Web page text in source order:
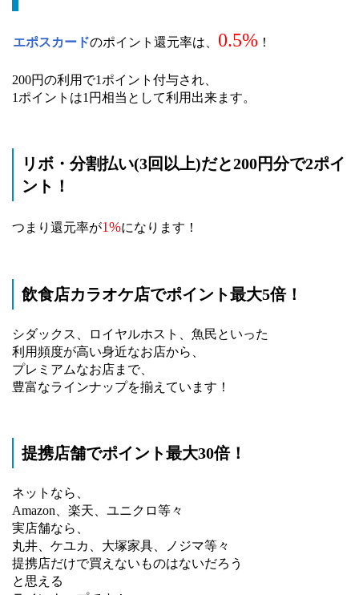
エポスカードのポイント還元率は、 0.5% ！
200円の利用で1ポイント付与され、
1ポイントは1円相当として利用出来ます。
リボ・分割払い(3回以上)だと200円分で2ポイ
ント！
つまり還元率が1%になります！
飲食店カラオケ店でポイント最大5倍！
シダックス、ロイヤルホスト、魚民といった
利用頻度が高い身近なお店から、
プレミアムなお店まで、
豊富なラインナップを揃えています！
提携店舗でポイント最大30倍！
ネットなら、
Amazon、楽天、ユニクロ等々
実店舗なら、
丸井、ケユカ、大塚家具、ノジマ等々
提携店だけで買えないものはないだろう
と思える